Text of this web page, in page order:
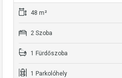
48 m²
2 Szoba
1 Fürdőszoba
1 Parkolóhely